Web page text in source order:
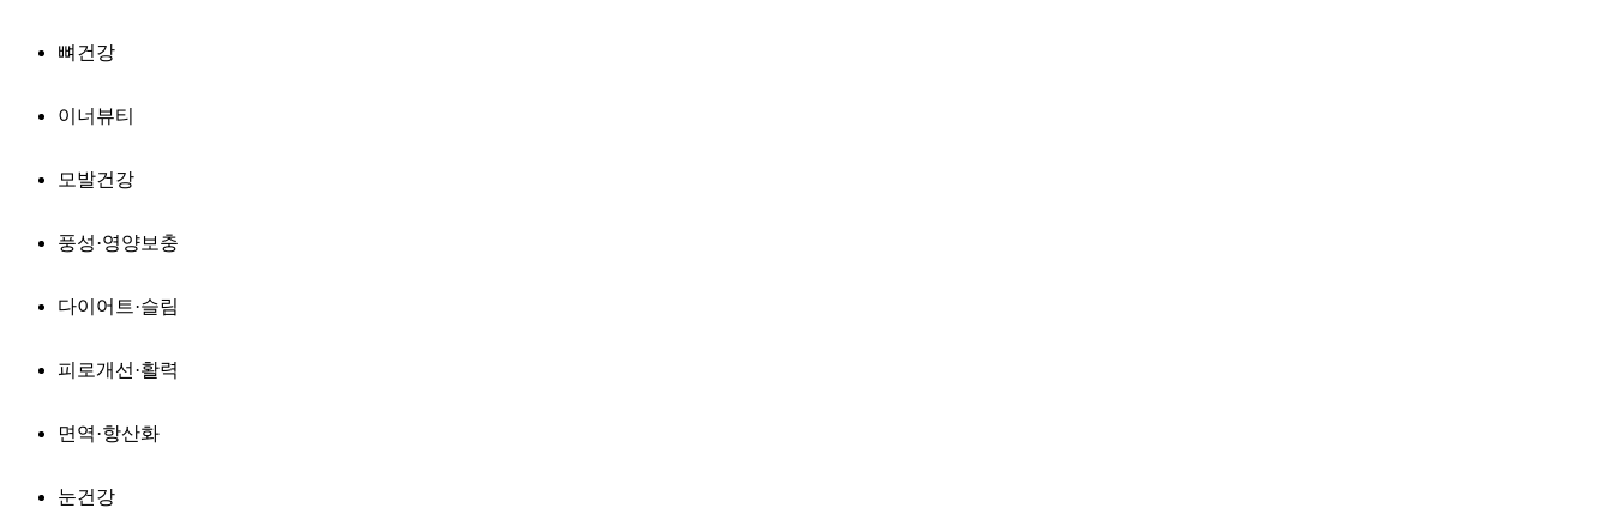
뼈건강
이너뷰티
모발건강
풍성·영양보충
다이어트·슬림
피로개선·활력
면역·항산화
눈건강